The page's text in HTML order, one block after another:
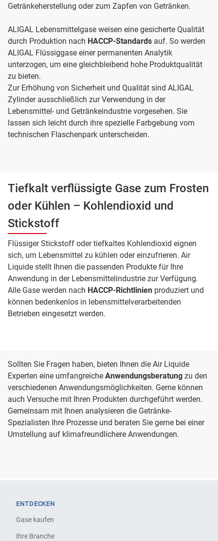
Getränkeherstellung oder zum Zapfen von Getränken.
ALIGAL Lebensmittelgase weisen eine gesicherte Qualität
durch Produktion nach HACCP-Standards auf. So werden
ALIGAL Flüssiggase einer permanenten Analytik
unterzogen, um eine gleichbleibend hohe Produktqualität
zu bieten.
Zur Erhöhung von Sicherheit und Qualität sind ALIGAL
Zylinder ausschließlich zur Verwendung in der
Lebensmittel- und Getränkeindustrie vorgesehen. Sie
lassen sich leicht durch ihre spezielle Farbgebung vom
technischen Flaschenpark unterscheiden.
Tiefkalt verflüssigte Gase zum Frosten
oder Kühlen – Kohlendioxid und
Stickstoff
Flüssiger Stickstoff oder tiefkaltes Kohlendioxid eignen
sich, um Lebensmittel zu kühlen oder einzufrieren. Air
Liquide stellt Ihnen die passenden Produkte für Ihre
Anwendung in der Lebensmittelindustrie zur Verfügung.
Alle Gase werden nach HACCP-Richtlinien produziert und
können bedenkenlos in lebensmittelverarbeitenden
Betrieben eingesetzt werden.
Sollten Sie Fragen haben, bieten Ihnen die Air Liquide
Experten eine umfangreiche Anwendungsberatung zu den
verschiedenen Anwendungsmöglichkeiten. Gerne können
auch Versuche mit Ihren Produkten durchgeführt werden.
Gemeinsam mit Ihnen analysieren die Getränke-
Spezialisten Ihre Prozesse und beraten Sie gerne bei einer
Umstellung auf klimafreundlichere Anwendungen.
ENTDECKEN
Gase kaufen
Ihre Branche